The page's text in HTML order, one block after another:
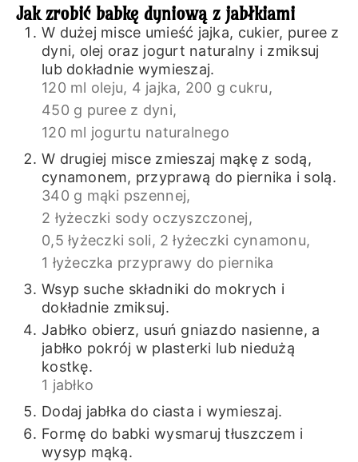
Jak zrobić babkę dyniową z jabłkiami
W dużej misce umieść jajka, cukier, puree z
dyni, olej oraz jogurt naturalny i zmiksuj
lub dokładnie wymieszaj.
120 ml oleju, 4 jajka, 200 g cukru,
450 g puree z dyni,
120 ml jogurtu naturalnego
W drugiej misce zmieszaj mąkę z sodą,
cynamonem, przyprawą do piernika i solą.
340 g mąki pszennej,
2 łyżeczki sody oczyszczonej,
0,5 łyżeczki soli, 2 łyżeczki cynamonu,
1 łyżeczka przyprawy do piernika
Wsyp suche składniki do mokrych i
dokładnie zmiksuj.
Jabłko obierz, usuń gniazdo nasienne, a
jabłko pokrój w plasterki lub niedużą
kostkę.
1 jabłko
Dodaj jabłka do ciasta i wymieszaj.
Formę do babki wysmaruj tłuszczem i
wysyp mąką.